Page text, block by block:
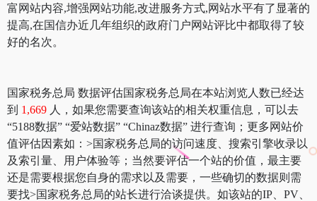
富网站内容,增强网站功能,改进服务方式,网站水平有了显著的
提高,在国信办近几年组织的政府门户网站评比中都取得了较
好的名次。
国家税务总局 数据评估国家税务总局在本站浏览人数已经达
到 1,669 人，如果您需要查询该站的相关权重信息，可以去
“5188数据” “爱站数据” “Chinaz数据” 进行查询；更多网站价
值评估因素如：>国家税务总局的访问速度、搜索引擎收录以
及索引量、用户体验等；当然要评估一个站的价值，最主要
还是需要根据您自身的需求以及需要，一些确切的数据则需
要找>国家税务总局的站长进行洽谈提供。如该站的IP、PV、